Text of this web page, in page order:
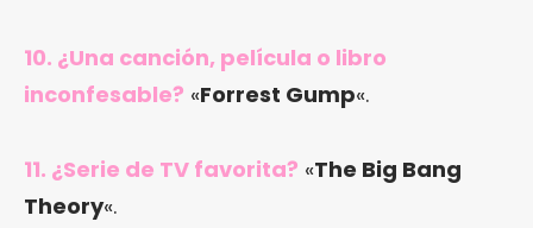
10. ¿Una canción, película o libro
inconfesable? «Forrest Gump«.
11. ¿Serie de TV favorita? «The Big Bang
Theory«.